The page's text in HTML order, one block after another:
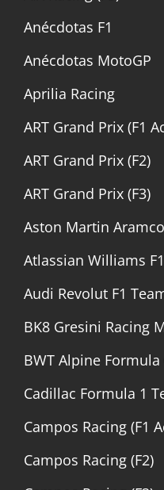
Anécdotas F1
Anécdotas MotoGP
Aprilia Racing
ART Grand Prix (F1
ART Grand Prix (F2)
ART Grand Prix (F3)
Aston Martin
Atlassian Williams
Audi Revolut F1
BK8 Gresini Racing
BWT Alpine Formula
Cadillac Formula 1
Campos Racing (F1
Campos Racing (F2)